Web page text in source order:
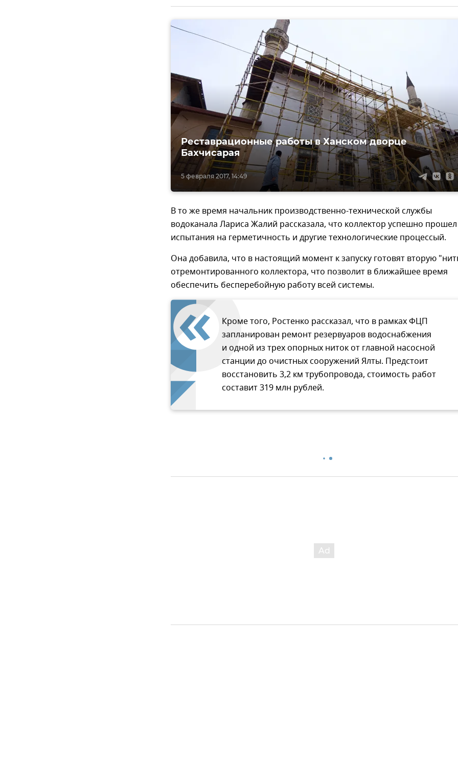
5 февраля 2017, 14:49
Реставрационные работы в Ханском дворце
Бахчисарая
В то же время начальник производственно-технической службы
водоканала Лариса Жалий рассказала, что коллектор успешно прошел
испытания на герметичность и другие технологические процессый.
Она добавила, что в настоящий момент к запуску готовят вторую
отремонтированного коллектора, что позволит в ближайшее время
обеспечить бесперебойную работу всей системы.
Кроме того, Ростенко рассказал, что в рамках ФЦП
запланирован ремонт резервуаров водоснабжения
и одной из трех опорных ниток от главной насосной
станции до очистных сооружений Ялты. Предстоит
восстановить 3,2 км трубопровода, стоимость работ
составит 319 млн рублей.